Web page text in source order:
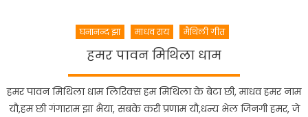
घनानन्द झा माधव राय मैथिली गीत
हमर पावन मिथिला धाम
हमर पावन मिथिला धाम लिरिक्स हम मिथिला के बेटा छी, माधव हमर नाम
यौ,हम छी गंगाराम झा भैया, सबके करी प्रणाम यौ,धन्य भेल जिनगी हमर, जे